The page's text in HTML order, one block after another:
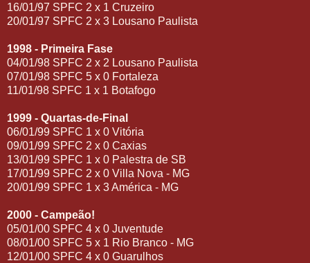
16/01/97 SPFC 2 x 1 Cruzeiro
20/01/97 SPFC 2 x 3 Lousano Paulista
1998 - Primeira Fase
04/01/98 SPFC 2 x 2 Lousano Paulista
07/01/98 SPFC 5 x 0 Fortaleza
11/01/98 SPFC 1 x 1 Botafogo
1999 - Quartas-de-Final
06/01/99 SPFC 1 x 0 Vitória
09/01/99 SPFC 2 x 0 Caxias
13/01/99 SPFC 1 x 0 Palestra de SB
17/01/99 SPFC 2 x 0 Villa Nova - MG
20/01/99 SPFC 1 x 3 América - MG
2000 - Campeão!
05/01/00 SPFC 4 x 0 Juventude
08/01/00 SPFC 5 x 1 Rio Branco - MG
12/01/00 SPFC 4 x 0 Guarulhos